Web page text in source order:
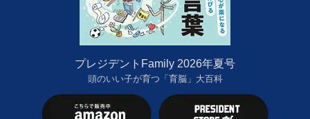
プレジデントFamily 2026年夏号
頭のいい子が育つ「育脳」大百科